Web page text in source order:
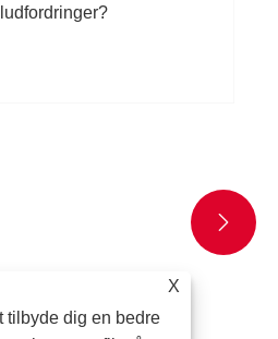

X
tilbyde dig en bedre